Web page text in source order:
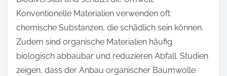
Konventionelle Materialien verwenden oft
chemische Substanzen, die schädlich sein können.
Zudem sind organische Materialien häufig
biologisch abbaubar und reduzieren Abfall. Studien
zeigen, dass der Anbau organischer Baumwolle